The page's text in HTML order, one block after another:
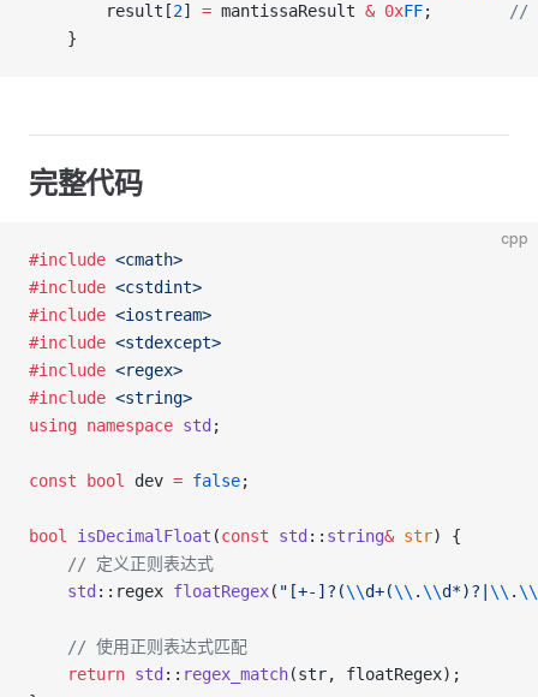
        result[
2] = mantissaResult & 0xFF;
//
    }
完整代码
cpp
#include <cmath>
#include <cstdint>
#include <iostream>
#include <stdexcept>
#include <regex>
#include <string>
using namespace std ;
const bool dev = false;
bool isDecimalFloat (const std :: string& str) {
    // 定义正则表达式
    std
::regex floatRegex( "[+-]?(\\d+(\\ .\\d*)?| \\ .\\
    // 使用正则表达式匹配
    return
std :: regex_match(str, floatRegex);